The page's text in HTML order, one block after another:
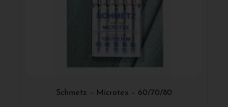
Schmetz – Microtex – 60/70/80